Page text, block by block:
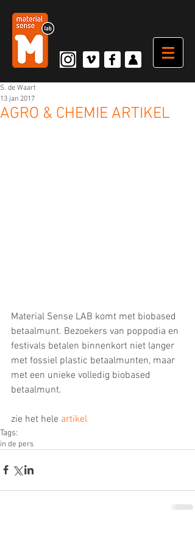
AGRO & CHEMIE ARTIKEL
S. de Waart
13 jan 2017
Material Sense LAB komt met biobased
betaalmunt. Bezoekers van poppodia en
festivals betalen binnenkort niet langer
met fossiel plastic betaalmunten, maar
met een unieke volledig biobased
betaalmunt.
zie het hele artikel
Tags:
in de pers